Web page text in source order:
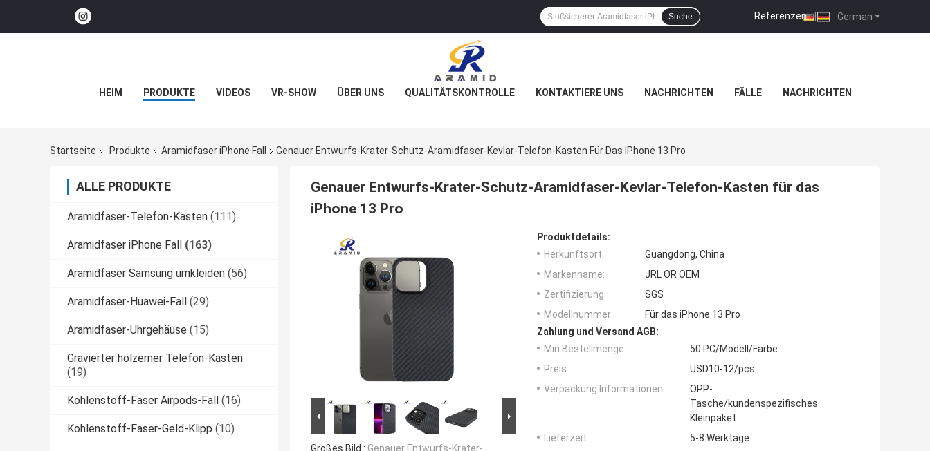
German
Referenzen |
Suche
HEIM PRODUKTE VIDEOS VR-SHOW ÜBER UNS QUALITÄTSKONTROLLE KONTAKTIERE UNS NACHRICHTEN FÄLLE NACHRICHTEN
Startseite Produkte Aramidfaser iPhone Fall Genauer Entwurfs-Krater-Schutz-Aramidfaser-Kevlar-Telefon-Kasten Für Das IPhone 13 Pro
ALLE PRODUKTE
Aramidfaser-Telefon-Kasten (111)
Aramidfaser iPhone Fall (163)
Aramidfaser Samsung umkleiden (56)
Aramidfaser-Huawei-Fall (29)
Aramidfaser-Uhrgehäuse (15)
Gravierter hölzerner Telefon-Kasten
(19)
Kohlenstoff-Faser Airpods-Fall (16)
Kohlenstoff-Faser-Geld-Klipp (10)
Genauer Entwurfs-Krater-Schutz-Aramidfaser-Kevlar-Telefon-Kasten für das
iPhone 13 Pro
Großes Bild : Genauer Entwurfs-Krater-
Produktdetails:
Herkunftsort:
Guangdong, China
Markenname:
JRL OR OEM
Zertifizierung:
SGS
Modellnummer:
Für das iPhone 13 Pro
Zahlung und Versand AGB:
Min Bestellmenge:
50 PC/Modell/Farbe
Preis:
USD10-12/pcs
Verpackung Informationen:
OPP-
Tasche/kundenspezifisches
Kleinpaket
Lieferzeit:
5-8 Werktage